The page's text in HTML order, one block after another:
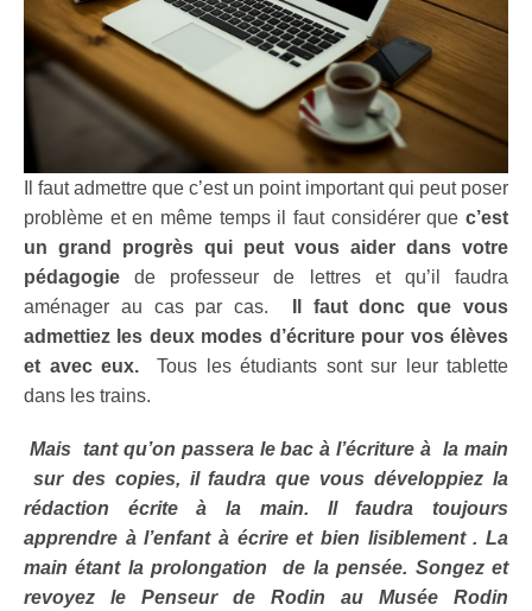
Il faut admettre que c’est un point important qui peut poser
problème et en même temps il faut considérer que c’est
un grand progrès qui peut vous aider dans votre
pédagogie de professeur de lettres et qu’il faudra
aménager au cas par cas.
Il faut donc que vous
admettiez les deux modes d’écriture pour vos élèves
et avec eux. Tous les étudiants sont sur leur tablette
dans les trains.
Mais tant qu’on passera le bac à l’écriture à la main
sur des copies, il faudra que vous développiez la
rédaction écrite à la main. Il faudra toujours
apprendre à l’enfant à écrire et bien lisiblement . La
main étant la prolongation de la pensée. Songez et
revoyez le Penseur de Rodin au Musée Rodin